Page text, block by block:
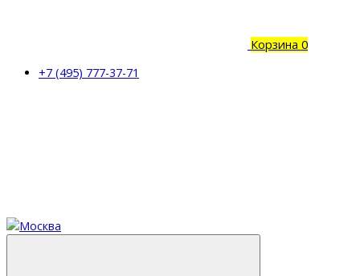
Корзина 0
+7 (495) 777-37-71